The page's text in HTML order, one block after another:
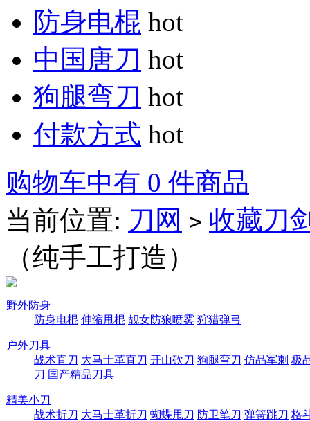
防身电棍 hot
中国唐刀 hot
狗腿弯刀 hot
付款方式 hot
购物车中有 0 件商品
当前位置: 刀网 > 收藏刀
（纯手工打造）
野外防身
防身电棍 伸缩甩棍 靓女防狼喷雾 狩猎弹弓
户外刀具
战术直刀 大马士革直刀 开山砍刀 狗腿弯刀 仿品军刺 极
刀 国产精品刀具
精美小刀
战术折刀 大马士革折刀 蝴蝶甩刀 防卫笔刀 弹簧跳刀 格